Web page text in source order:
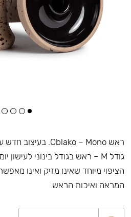
ראש Oblako – Mono. בעיצוב חדש עם ציפוי שחור.
גודל M – ראש בגודל בינוני לעישון יומיומי.
הציפוי מיוחד שאינו מזיק ואינו
המראה ואיכות הראש.